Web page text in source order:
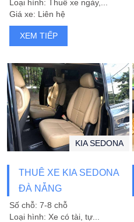
Loại hình: Thuê xe ngày,...
Giá xe: Liên hệ
XEM TIẾP
THUÊ XE KIA SEDONA
ĐÀ NẴNG
KIA SEDONA
Số chỗ: 7-8 chỗ
Loại hình: Xe có tài, tự...